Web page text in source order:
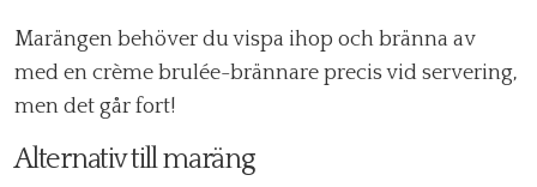
Marängen behöver du vispa ihop och bränna av
med en crème brulée-brännare precis vid servering,
men det går fort!
Alternativ till maräng